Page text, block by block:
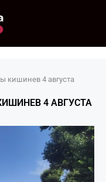
кишинев 4 августа
4 АВГУСТА